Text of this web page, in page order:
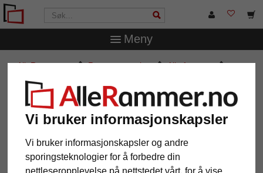
Vi bruker informasjonskapsler
Vi bruker informasjonskapsler og andre
sporingsteknologier for å forbedre din
nettleseropplevelse på nettstedet vårt, for å vise
Meny
AlleRammer.no Rammestørrelser
Alle formater
Treramme Calais skreddersydd
løsning